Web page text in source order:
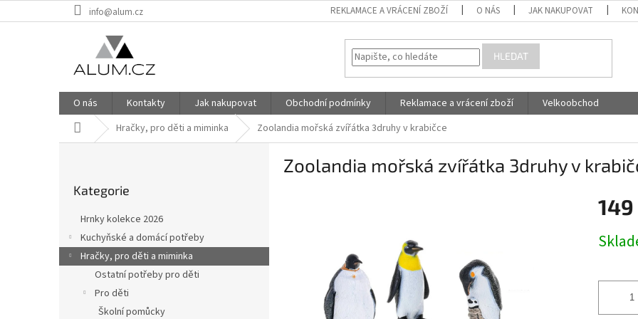
na
info@alum.cz REKLAMACE A VRÁCENÍ ZBOŽÍ O NÁS JAK NAKUPOVAT
HLEDAT
O nás Kontakty Jak nakupovat Obchodní podmínky Reklamace a vrácení zboží
Velkoobchod
Domů Hračky, pro děti a miminka Zoolandia mořská zvířátka 3druhy v krabičce
n
kategorie
Kategorie
Hrnky kolekce 2026
Kuchyňské a domácí potřeby
Hračky, pro děti a miminka
Ostatní potřeby pro děti
Pro děti
Školní pomůcky
Zoolandia mořská zvířátka 3druhy v
149
cena: